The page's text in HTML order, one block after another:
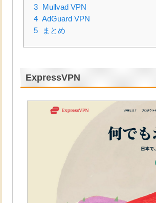
3
Mullvad VPN
4 AdGuard VPN
5
まとめ
ExpressVPN